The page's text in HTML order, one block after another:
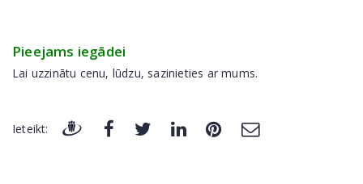
Pieejams iegādei
Lai uzzinātu cenu, lūdzu, sazinieties ar mums.
Ieteikt: